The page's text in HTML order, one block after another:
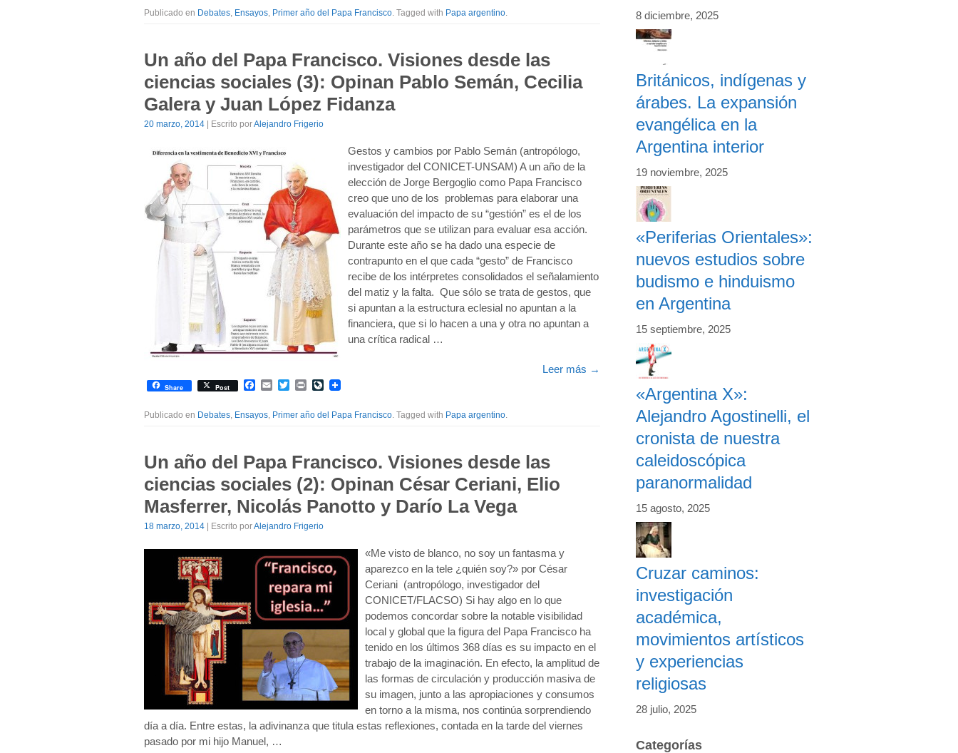
Publicado en Debates, Ensayos, Primer año del Papa Francisco. Tagged with Papa argentino.
Un año del Papa Francisco. Visiones desde las
ciencias sociales (3): Opinan Pablo Semán, Cecilia
Galera y Juan López Fidanza
20 marzo, 2014 | Escrito porAlejandro Frigerio
Gestos y cambios por Pablo Semán (antropólogo,
investigador del CONICET-UNSAM) A un año de la
elección de Jorge Bergoglio como Papa Francisco
creo que uno de los problemas para elaborar una
evaluación del impacto de su “gestión” es el de los
parámetros que se utilizan para evaluar esa acción.
Durante este año se ha dado una especie de
contrapunto en el que cada “gesto” de Francisco
recibe de los intérpretes consolidados el señalamiento
del matiz y la falta. Que sólo se trata de gestos, que
si apuntan a la estructura eclesial no apuntan a la
financiera, que si lo hacen a una y otra no apuntan a
una crítica radical …
Leer más →
Share Post Facebook
EmailTwitterPrintLiveJournal
Publicado en Debates, Ensayos, Primer año del Papa Francisco. Tagged with Papa argentino.
Un año del Papa Francisco. Visiones desde las
ciencias sociales (2): Opinan César Ceriani, Elio
Masferrer, Nicolás Panotto y Darío La Vega
18 marzo, 2014 | Escrito porAlejandro Frigerio
«Me visto de blanco, no soy un fantasma y
aparezco en la tele ¿quién soy?» por César
Ceriani (antropólogo, investigador del
CONICET/FLACSO) Si hay algo en lo que
podemos concordar sobre la notable visibilidad
local y global que la figura del Papa Francisco ha
tenido en los últimos 368 días es su impacto en el
trabajo de la imaginación. En efecto, la amplitud de
las formas de circulación y producción masiva de
su imagen, junto a las apropiaciones y consumos
en torno a la misma, nos continúa sorprendiendo
día a día. Entre estas, la adivinanza que titula estas reflexiones, contada en la tarde del viernes
pasado por mi hijo Manuel, …
8 diciembre, 2025
Británicos, indígenas y
árabes. La expansión
evangélica en la
Argentina interior
19 noviembre, 2025
«Periferias Orientales»:
nuevos estudios sobre
budismo e hinduismo
en Argentina
15 septiembre, 2025
«Argentina X»:
Alejandro Agostinelli, el
cronista de nuestra
caleidoscópica
paranormalidad
15 agosto, 2025
Cruzar caminos:
investigación
académica,
movimientos artísticos
y experiencias
religiosas
28 julio, 2025
Categorías